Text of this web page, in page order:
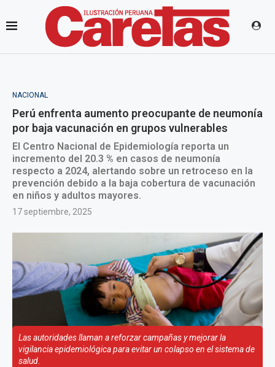
NACIONAL
Perú enfrenta aumento preocupante de neumonía
por baja vacunación en grupos vulnerables
El Centro Nacional de Epidemiología reporta un
incremento del 20.3 % en casos de neumonía
respecto a 2024, alertando sobre un retroceso en la
prevención debido a la baja cobertura de vacunación
en niños y adultos mayores.
17 septiembre, 2025
Las autoridades llaman a reforzar campañas y mejorar la
vigilancia epidemiológica para evitar un colapso en el sistema de
salud.